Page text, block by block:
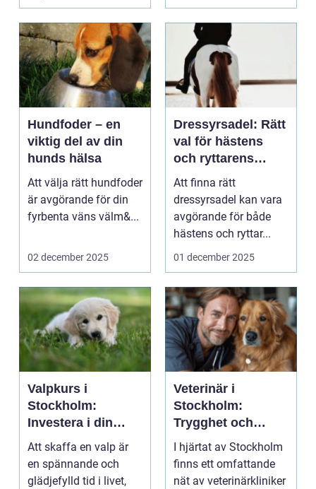
Hundfoder – en
viktig del av din
hunds hälsa
Att välja rätt hundfoder
är avgörande för din
fyrbenta väns välm&...
02 december 2025
Dressyrsadel: Rätt
val för hästens
och ryttarens
perfekta balans
Att finna rätt
dressyrsadel kan vara
avgörande för både
hästens och ryttar...
01 december 2025
Valpkurs i
Stockholm:
Investera i din
valps framtid
Att skaffa en valp är
en spännande och
glädjefylld tid i livet,
Veterinär i
Stockholm:
Trygghet och
kvalitet för din
fyrbenta vän
I hjärtat av Stockholm
finns ett omfattande
nät av veterinärkliniker